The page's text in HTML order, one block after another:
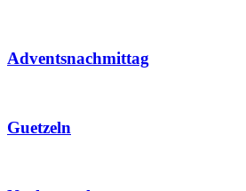
Adventsnachmittag
Guetzeln